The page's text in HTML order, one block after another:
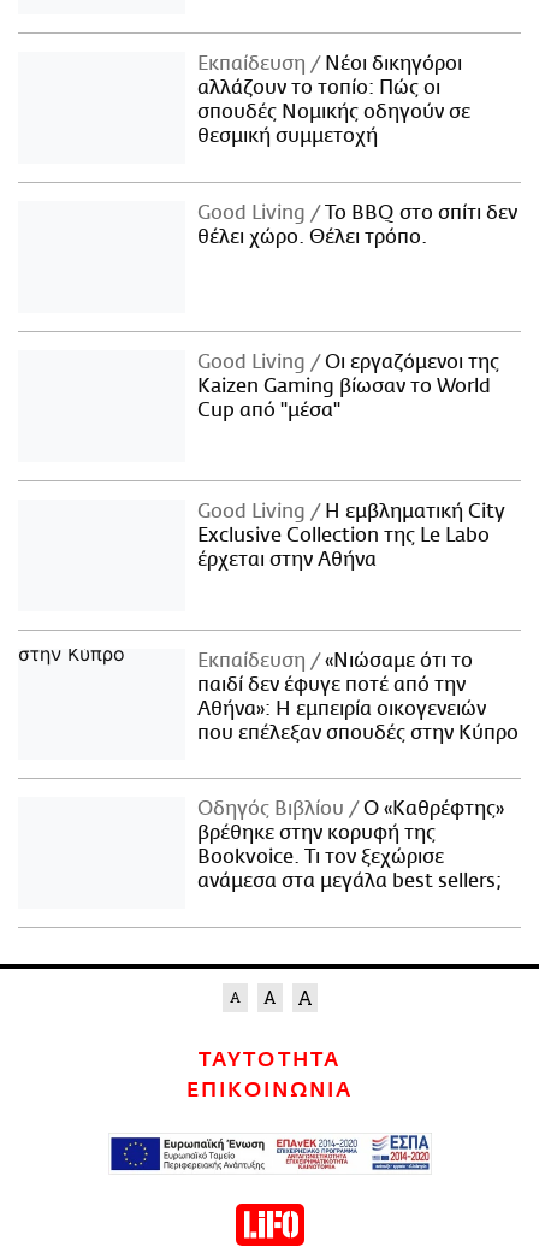
Εκπαίδευση
Νέοι δικηγόροι
αλλάζουν το τοπίο: Πώς οι
σπουδές Νομικής οδηγούν σε
θεσμική συμμετοχή
Good Living
Το BBQ στο σπίτι δεν
θέλει χώρο. Θέλει τρόπο.
Good Living
Οι εργαζόμενοι της
Kaizen Gaming βίωσαν το World
Cup από "μέσα"
Good Living
Η εμβληματική City
Exclusive Collection της Le Labo
έρχεται στην Αθήνα
Εκπαίδευση
«Νιώσαμε ότι το
παιδί δεν έφυγε ποτέ από την
Αθήνα»: Η εμπειρία οικογενειών
που επέλεξαν σπουδές στην Κύπρο
Οδηγός Βιβλίου
Ο «Καθρέφτης»
βρέθηκε στην κορυφή της
Bookvoice. Τι τον ξεχώρισε
ανάμεσα στα μεγάλα best sellers;
ΤΑΥΤΟΤΗΤΑ
ΕΠΙΚΟΙΝΩΝΙΑ